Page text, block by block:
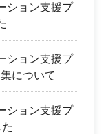
ション支援プ
ション支援プ
について
ション支援プ